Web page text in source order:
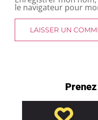
le navigateur pour